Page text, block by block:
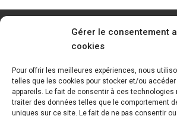
Gérer le consentement
cookies
Pour offrir les meilleures expériences, nous
telles que les cookies pour stocker et/ou
appareils. Le fait de consentir à ces technologies
traiter des données telles que le comportement
uniques sur ce site. Le fait de ne pas consentir